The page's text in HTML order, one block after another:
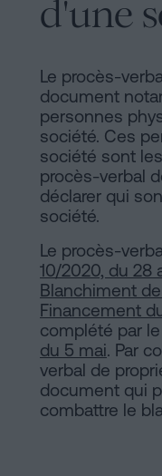
Processus
Éditorial
Contenus
Personalizar
cookies
Suivez-
nous
sur
réseaux
d'habitabilité
?
d'une
Le procès-
document
personnes
société. Ces
société sont
procès-verbal
déclarer qui
société.
Le procès-
10/2020, du 28
Blanchiment
Financement
complété par le
du 5 mai. Par
verbal de
document qui
combattre le